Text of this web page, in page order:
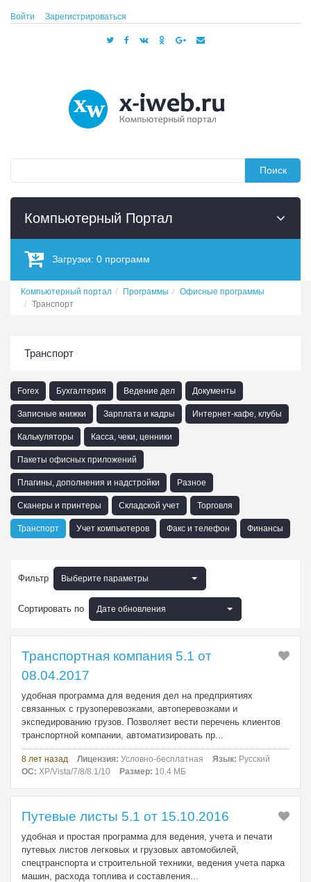
Войти Зарегистрироваться
Поиск
Компьютерный Портал
Загрузки: 0 программ
Компьютерный портал Программы
Офисные программы
Транспорт
Транспорт
Forex Бухгалтерия Ведение дел Документы
Записные книжки Зарплата и кадры Интернет-кафе, клубы
Калькуляторы Касса, чеки, ценники
Пакеты офисных приложений
Плагины, дополнения и надстройки Разное
Сканеры и принтеры Складской учет Торговля
Транспорт Учет компьютеров Факс и телефон Финансы
Фильтр Выберите параметры
Сортировать по Дате обновления
Транспортная компания 5.1 от
08.04.2017
удобная программа для ведения дел на предприятиях
связанных с грузоперевозками, автоперевозками и
экспедированию грузов. Позволяет вести перечень клиентов
транспортной компании, автоматизировать пр...
8 лет назад Лицензия: Условно-бесплатная Язык: Русский
ОС: XP/Vista/7/8/8.1/10 Размер: 10.4 МБ
Путевые листы 5.1 от 15.10.2016
удобная и простая программа для ведения, учета и печати
путевых листов легковых и грузовых автомобилей,
спецтранспорта и строительной техники, ведения учета парка
машин, расхода топлива и составления...